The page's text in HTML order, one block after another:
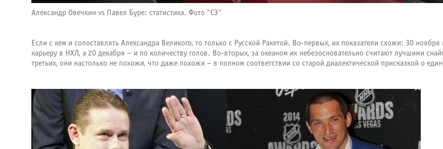
Александр Овечкин vs Павел Буре: статистика. Фото "СЭ"
Если с кем и сопоставлять Александра Великого, то только с Русской Ракетой. Во-первых, их показатели схожи: 30
карьеру в НХЛ, а 20 декабря – и по количеству голов. Во-вторых, за океаном их небезосновательно считают лучшими
третьих, они настолько не похожи, что даже похожи – в полном соответствии со старой диалектической присказкой о